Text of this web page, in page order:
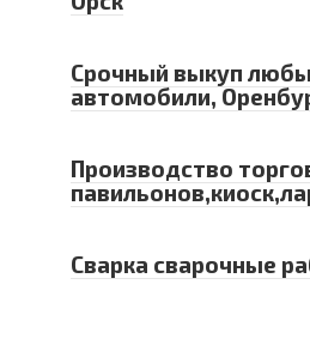
Срочный выкуп
автомобили,
Производство
Сварка сварочные